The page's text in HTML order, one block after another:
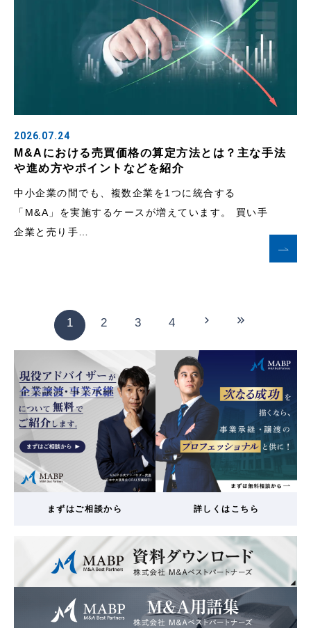
2026.07.24
M&Aにおける売買価格の算定方法とは？主な手法
や進め方やポイントなどを紹介
中小企業の間でも、複数企業を1つに統合する
「M&A」を実施するケースが増えています。 買い手
企業と売り手…
1 2 3 4
まずはご相談から 詳しくはこちら